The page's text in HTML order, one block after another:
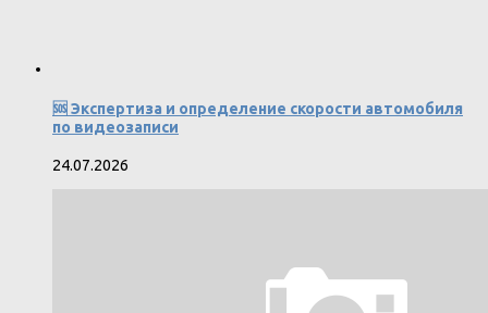
🆘 Экспертиза и определение скорости автомобиля
по видеозаписи
24.07.2026